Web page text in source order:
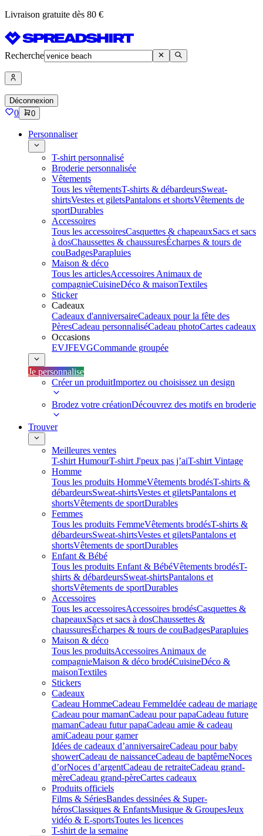
Livraison gratuite dès 80 €
Recherche
Déconnexion
0 0
Personnaliser
T-shirt personnalisé
Broderie personnalisée
Vêtements
Tous les vêtementsT-shirts & débardeursSweat-
shirtsVestes et giletsPantalons et shortsVêtements de
sportDurables
Accessoires
Tous les accessoiresCasquettes & chapeauxSacs et sacs
à dosChaussettes & chaussuresÉcharpes & tours de
couBadgesParapluies
Maison & déco
Tous les articlesAccessoires Animaux de
compagnieCuisineDéco & maisonTextiles
Sticker
Cadeaux
Cadeaux d'anniversaireCadeaux pour la fête des
PèresCadeau personnaliséCadeau photoCartes cadeaux
Occasions
EVJFEVGCommande groupée
Je personnalise
Créer un produitImportez ou choisissez un design
Brodez votre créationDécouvrez des motifs en broderie
Trouver
Meilleures ventes
T-shirt HumourT-shirt J'peux pas j’aiT-shirt Vintage
Homme
Tous les produits HommeVêtements brodésT-shirts &
débardeursSweat-shirtsVestes et giletsPantalons et
shortsVêtements de sportDurables
Femmes
Tous les produits FemmeVêtements brodésT-shirts &
débardeursSweat-shirtsVestes et giletsPantalons et
shortsVêtements de sportDurables
Enfant & Bébé
Tous les produits Enfant & BébéVêtements brodésT-
shirts & débardeursSweat-shirtsPantalons et
shortsVêtements de sportDurables
Accessoires
Tous les accessoiresAccessoires brodésCasquettes &
chapeauxSacs et sacs à dosChaussettes &
chaussuresÉcharpes & tours de couBadgesParapluies
Maison & déco
Tous les produitsAccessoires Animaux de
compagnieMaison & déco brodéCuisineDéco &
maisonTextiles
Stickers
Cadeaux
Cadeau HommeCadeau FemmeIdée cadeau de mariage​
Cadeau pour mamanCadeau pour papaCadeau future
mamanCadeau futur papaCadeau amie & cadeau
amiCadeau pour gamer
Idées de cadeaux d’anniversaireCadeau pour baby
showerCadeau de naissanceCadeau de baptêmeNoces
d’orNoces d’argentCadeau de retraiteCadeau grand-
mèreCadeau grand-pèreCartes cadeaux
Produits officiels
Films & SériesBandes dessinées & Super-
hérosClassiques & EnfantsMusique & GroupesJeux
vidéo & E-sportsToutes les licences
T-shirt de la semaine